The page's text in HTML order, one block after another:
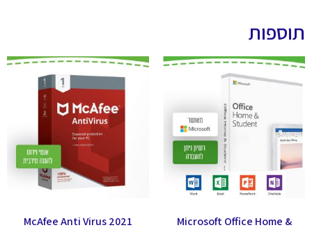
Microsoft Office Home &
McAfee Anti Virus 2021